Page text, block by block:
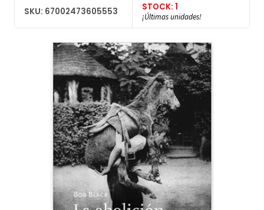
SKU: 67002473605553 STOCK: 1
¡Últimas unidades!